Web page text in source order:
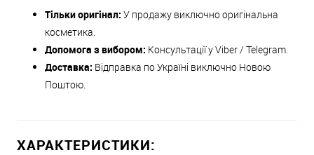
Тільки оригінал: У продажу виключно оригінальна
косметика.
Допомога з вибором: Консультації у Viber / Telegram.
Доставка: Відправка по Україні виключно Новою
Поштою.
ХАРАКТЕРИСТИКИ: